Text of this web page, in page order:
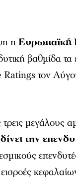
ηΕυρωπαϊκή
βαθμίδα τα
τον
μεγάλους
την